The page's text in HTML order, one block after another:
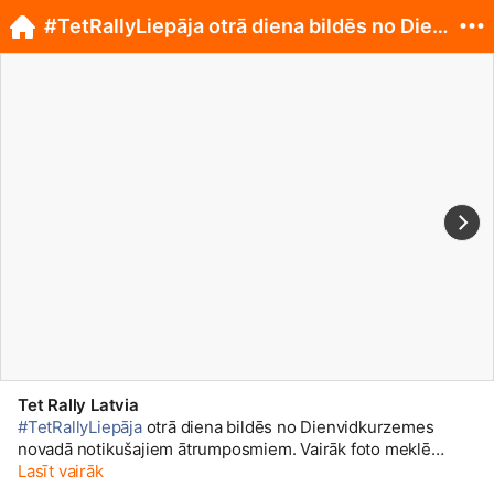
Tet Rally Latvia
#TetRallyLiepājaotrā diena bildēs no Dienvidkurzemes
novadā notikušajiem ātrumposmiem. Vairāk foto meklē
Lasīt vairāk
#TetRallyLiepāja otrā diena bildēs no Dienvidku...